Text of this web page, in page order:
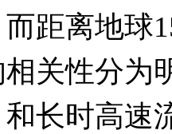
距离地球
关性分为
长时高速